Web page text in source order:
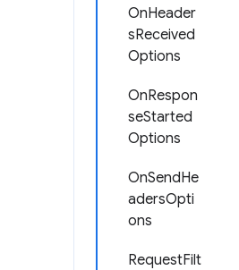
OnHeader
sReceived
Options
OnRespon
seStarted
Options
OnSendHe
adersOpti
ons
RequestFilt